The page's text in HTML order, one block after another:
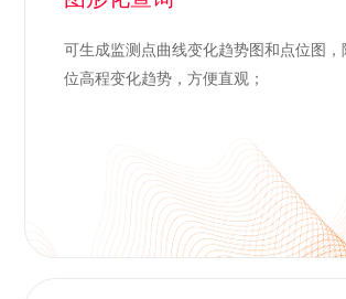
可生成监测点曲线变化趋势图和点位图，
位高程变化趋势，方便直观；